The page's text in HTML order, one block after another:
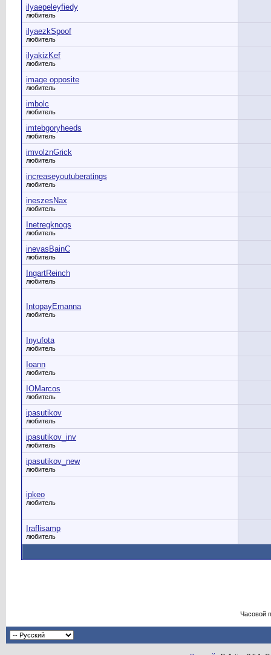
ilyaepeleyfiedy
любитель
ilyaezkSpoof
любитель
ilyakizKef
любитель
image opposite
любитель
imbolc
любитель
imtebgoryheeds
любитель
imvolznGrick
любитель
increaseyoutuberatings
любитель
ineszesNax
любитель
Inetregknogs
любитель
inevasBainC
любитель
IngartReinch
любитель
IntopayEmanna
любитель
Inyufota
любитель
Ioann
любитель
IOMarcos
любитель
ipasutikov
любитель
ipasutikov_inv
любитель
ipasutikov_new
любитель
ipkeo
любитель
Iraflisamp
любитель
Часовой